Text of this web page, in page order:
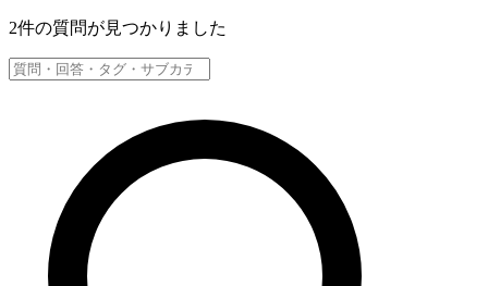
2件の質問が見つかりました